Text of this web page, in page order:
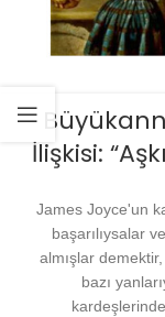
İlişkisi:
James Joyce'un
başarılıysalar
almışlar
bazı